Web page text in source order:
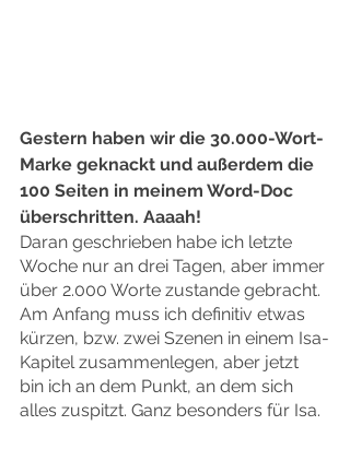
Gestern haben wir die 30.000-Wort-
Marke geknackt und außerdem die
100 Seiten in meinem Word-Doc
überschritten. Aaaah!
Daran geschrieben habe ich letzte
Woche nur an drei Tagen, aber immer
über 2.000 Worte zustande gebracht.
Am Anfang muss ich definitiv etwas
kürzen, bzw. zwei Szenen in einem Isa-
Kapitel zusammenlegen, aber jetzt
bin ich an dem Punkt, an dem sich
alles zuspitzt. Ganz besonders für Isa.